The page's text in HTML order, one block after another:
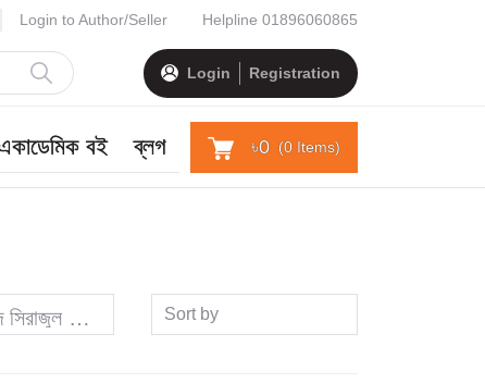
Login to Author/Seller Helpline 01896060865
Login Registration
বই ব্লগ ৳0 (0 Items)
ইসলাম চৌধুরী Sort by